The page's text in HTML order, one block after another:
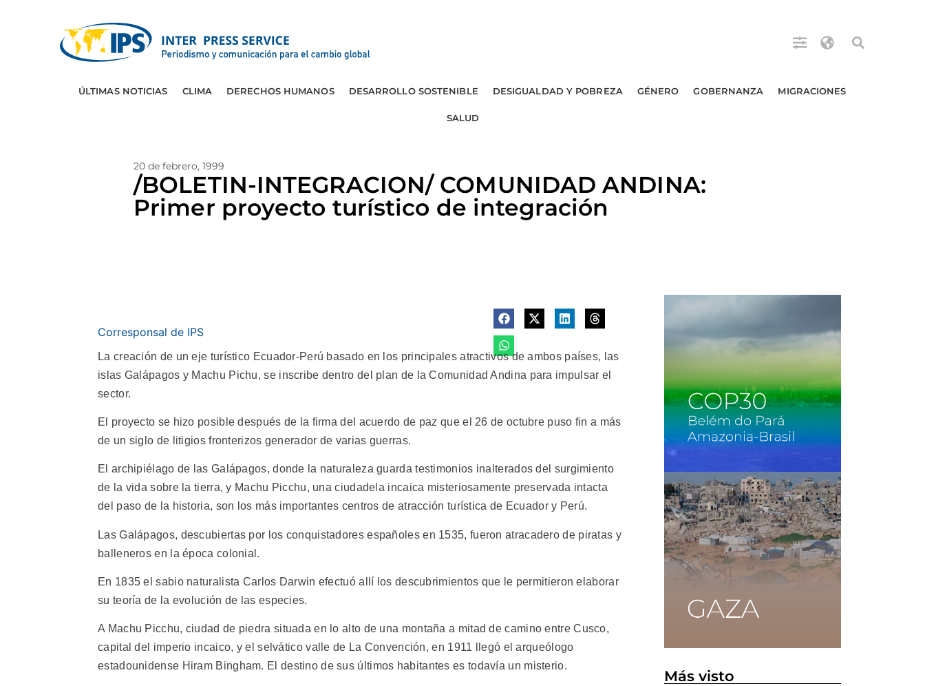
ÚLTIMAS NOTICIAS CLIMA DERECHOS HUMANOS DESARROLLO SOSTENIBLE DESIGUALDAD Y POBREZA GÉNERO GOBERNANZA MIGRACIONES
SALUD
20 de febrero, 1999
/BOLETIN-INTEGRACION/ COMUNIDAD ANDINA:
Primer proyecto turístico de integración
Corresponsal de IPS
La creación de un eje turístico Ecuador-Perú basado en los principales atractivos de ambos países, las
islas Galápagos y Machu Pichu, se inscribe dentro del plan de la Comunidad Andina para impulsar el
sector.
El proyecto se hizo posible después de la firma del acuerdo de paz que el 26 de octubre puso fin a más
de un siglo de litigios fronterizos generador de varias guerras.
El archipiélago de las Galápagos, donde la naturaleza guarda testimonios inalterados del surgimiento
de la vida sobre la tierra, y Machu Picchu, una ciudadela incaica misteriosamente preservada intacta
del paso de la historia, son los más importantes centros de atracción turística de Ecuador y Perú.
Las Galápagos, descubiertas por los conquistadores españoles en 1535, fueron atracadero de piratas y
balleneros en la época colonial.
En 1835 el sabio naturalista Carlos Darwin efectuó allí los descubrimientos que le permitieron elaborar
su teoría de la evolución de las especies.
A Machu Picchu, ciudad de piedra situada en lo alto de una montaña a mitad de camino entre Cusco,
capital del imperio incaico, y el selvático valle de La Convención, en 1911 llegó el arqueólogo
estadounidense Hiram Bingham. El destino de sus últimos habitantes es todavía un misterio.
Más visto